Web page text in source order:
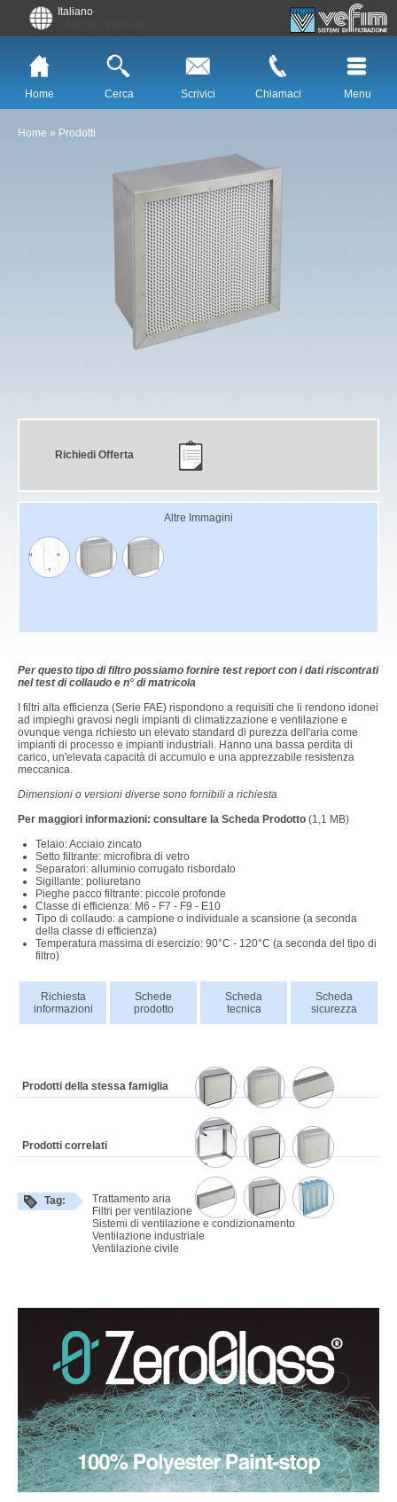
Italiano
Home Cerca Scrivici Chiamaci Menu
Home » Prodotti
Richiedi Offerta
Altre Immagini
Per questo tipo di filtro possiamo fornire test report con i dati riscontrati
nel test di collaudo e n° di matricola
I filtri alta efficienza (Serie FAE) rispondono a requisiti che li rendono idonei
ad impieghi gravosi negli impianti di climatizzazione e ventilazione e
ovunque venga richiesto un elevato standard di purezza dell'aria come
impianti di processo e impianti industriali. Hanno una bassa perdita di
carico, un'elevata capacità di accumulo e una apprezzabile resistenza
meccanica.
Dimensioni o versioni diverse sono fornibili a richiesta
Per maggiori informazioni: consultare la Scheda Prodotto (1,1 MB)
Telaio: Acciaio zincato
Setto filtrante: microfibra di vetro
Separatori: alluminio corrugato risbordato
Sigillante: poliuretano
Pieghe pacco filtrante: piccole profonde
Classe di efficienza: M6 - F7 - F9 - E10
Tipo di collaudo: a campione o individuale a scansione (a seconda
della classe di efficienza)
Temperatura massima di esercizio: 90°C - 120°C (a seconda del tipo di
filtro)
Richiesta
informazioni
Schede
prodotto
Scheda
tecnica
Scheda
sicurezza
Prodotti della stessa famiglia
Prodotti correlati
Tag:
Trattamento aria
Filtri per ventilazione
Sistemi di ventilazione e condizionamento
Ventilazione industriale
Ventilazione civile